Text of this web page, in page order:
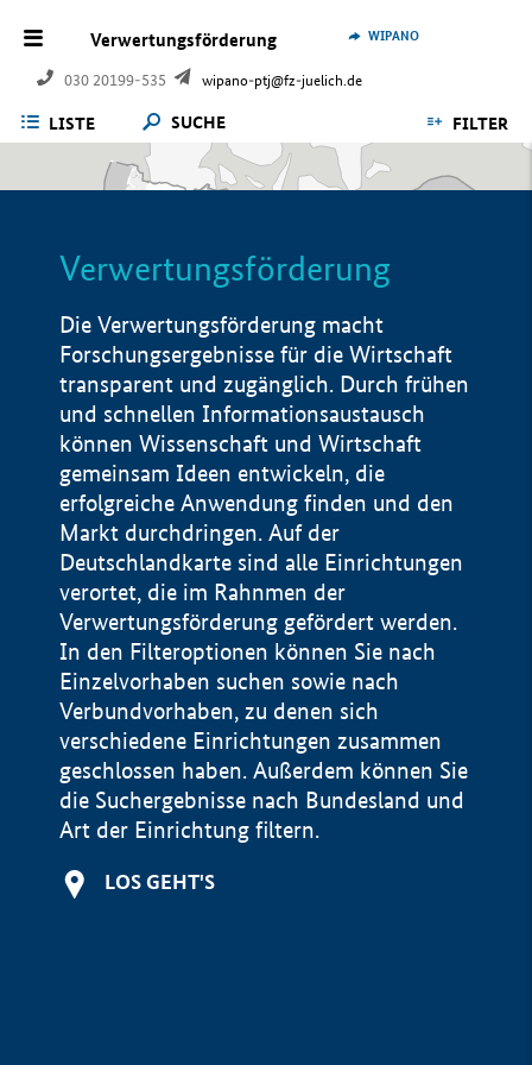
Verwertungsförderung
030 20199-535 wipano-ptj@fz-juelich.de
WIPANO
LISTE SUCHE FILTER
Verwertungsförderung
Die Verwertungsförderung macht
Forschungsergebnisse für die Wirtschaft
transparent und zugänglich. Durch frühen
und schnellen Informationsaustausch
können Wissenschaft und Wirtschaft
gemeinsam Ideen entwickeln, die
erfolgreiche Anwendung finden und den
Markt durchdringen. Auf der
Deutschlandkarte sind alle Einrichtungen
verortet, die im Rahnmen der
Verwertungsförderung gefördert werden.
In den Filteroptionen können Sie nach
Einzelvorhaben suchen sowie nach
Verbundvorhaben, zu denen sich
verschiedene Einrichtungen zusammen
geschlossen haben. Außerdem können Sie
die Suchergebnisse nach Bundesland und
Art der Einrichtung filtern.
LOS GEHT'S